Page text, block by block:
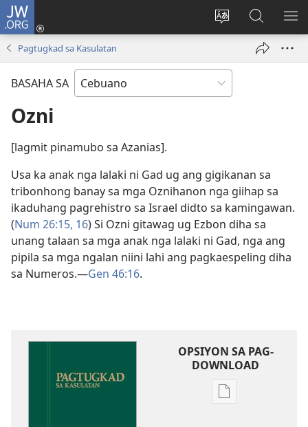
JW.ORG
Ilisi
pinulongan
sa
site
Log
ug
Pangitaa
sa
JW.ORG
Pagtugkad sa Kasulatan
BASAHA SA
Ozni
[lagmit pinamubo sa Azanias].
Usa ka anak nga lalaki ni Gad ug ang gigikanan sa
tribonhong banay sa mga Oznihanon nga giihap sa
ikaduhang pagrehistro sa Israel didto sa kamingawan.
(Num 26:​15, 16) Si Ozni gitawag ug Ezbon diha sa
unang talaan sa mga anak nga lalaki ni Gad, nga ang
pipila sa mga ngalan niini lahi ang pagkaespeling diha
sa Numeros.​—Gen 46:16.
OPSIYON SA PAG-
DOWNLOAD
Opsiyon